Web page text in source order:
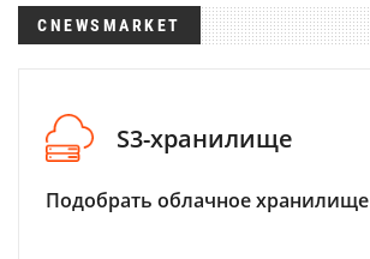
CNEWSMARKET
S3-хранилище
Подобрать облачное хранилище